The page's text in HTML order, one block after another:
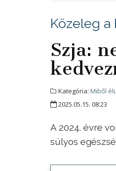
Közeleg a
Szja:
Kategória: Miből
2025.05.15. 08:23
A 2024. évre
súlyos